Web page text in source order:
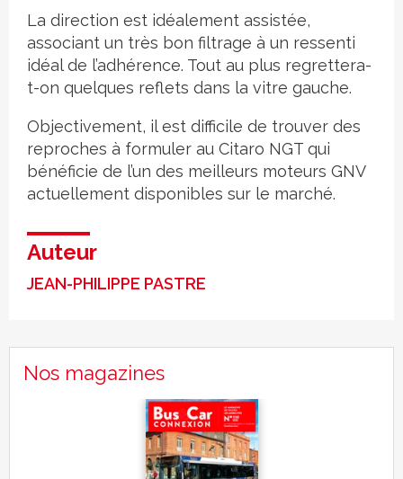
La direction est idéalement assistée,
associant un très bon filtrage à un ressenti
idéal de l’adhérence. Tout au plus regrettera-
t-on quelques reflets dans la vitre gauche.
Objectivement, il est difficile de trouver des
reproches à formuler au Citaro NGT qui
bénéficie de l’un des meilleurs moteurs GNV
actuellement disponibles sur le marché.
Auteur
JEAN-PHILIPPE PASTRE
Nos magazines